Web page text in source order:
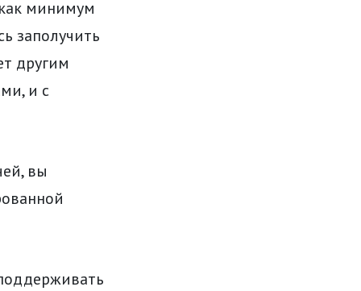
минимум
заполучить
другим
и с
вы